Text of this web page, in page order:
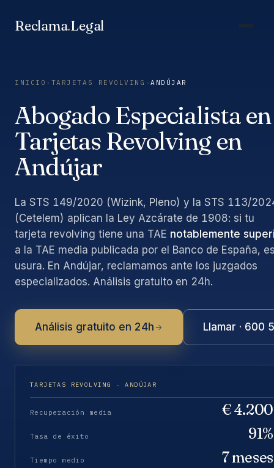
Reclama.Legal
INICIO › TARJETAS REVOLVING ›ANDÚJAR
Abogado Especialista en
Tarjetas Revolving en
Andújar
La STS 149/2020 (Wizink, Pleno) y la STS 113/
(Cetelem) aplican la Ley Azcárate de 1908: si tu
tarjeta revolving tiene una TAE notablemente
a la TAE media publicada por el Banco de España,
usura. En Andújar, reclamamos ante los juzgados
especializados. Análisis gratuito en 24h.
Análisis gratuito en 24h Llamar · 600
TARJETAS REVOLVING · ANDÚJAR
Recuperación media € 4.200
Tasa de éxito 91%
Tiempo medio 7 meses